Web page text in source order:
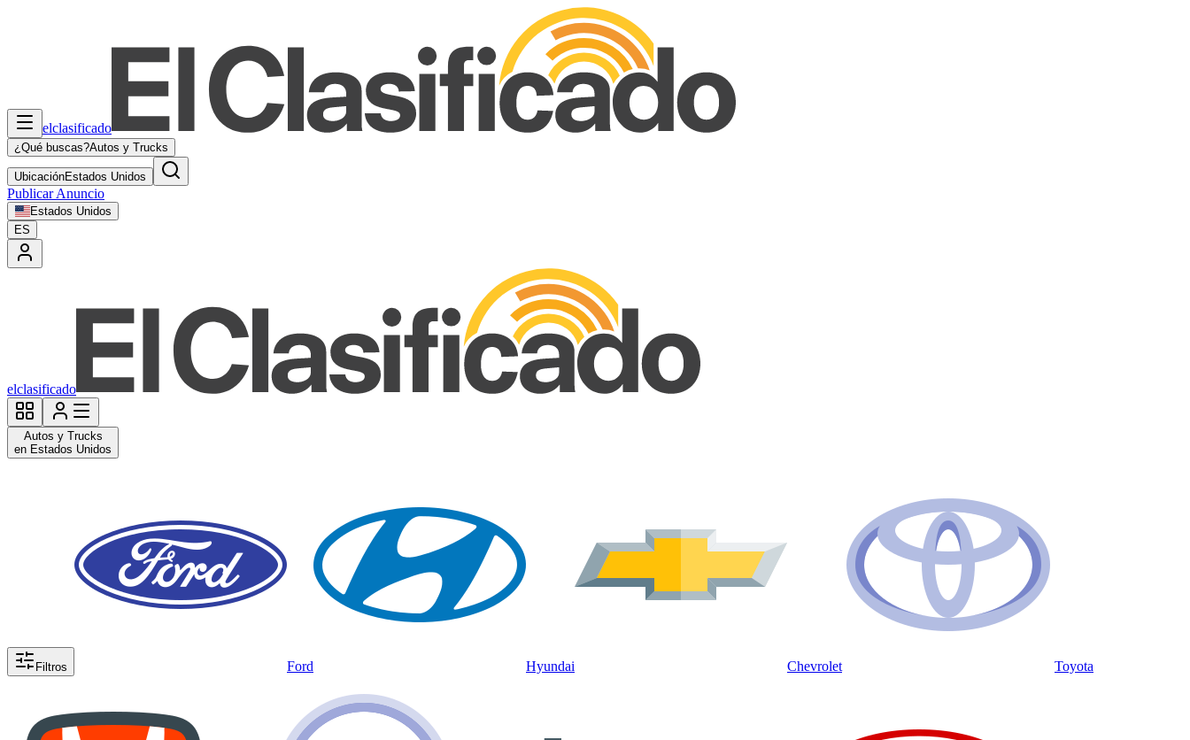
elclasificado
¿Qué buscas?Autos y Trucks
UbicaciónEstados Unidos
Publicar Anuncio
Estados Unidos
ES
elclasificado
Autos y Trucks
en Estados Unidos
Filtros Ford Hyundai Chevrolet Toyota